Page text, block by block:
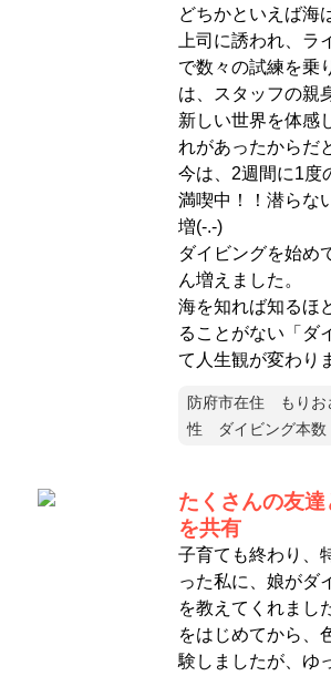
どちかといえば海
上司に誘われ、ラ
で数々の試練を乗
は、スタッフの親
新しい世界を体感
れがあったからだ
今は、2週間に1度
満喫中！！潜らな
増(-.-)
ダイビングを始め
ん増えました。
海を知れば知るほ
ることがない「ダ
て人生観が変わり
防府市在住 もり
性 ダイビング本
たくさんの友達
を共有
子育ても終わり、
った私に、娘がダ
を教えてくれまし
をはじめてから、
験しましたが、ゆ